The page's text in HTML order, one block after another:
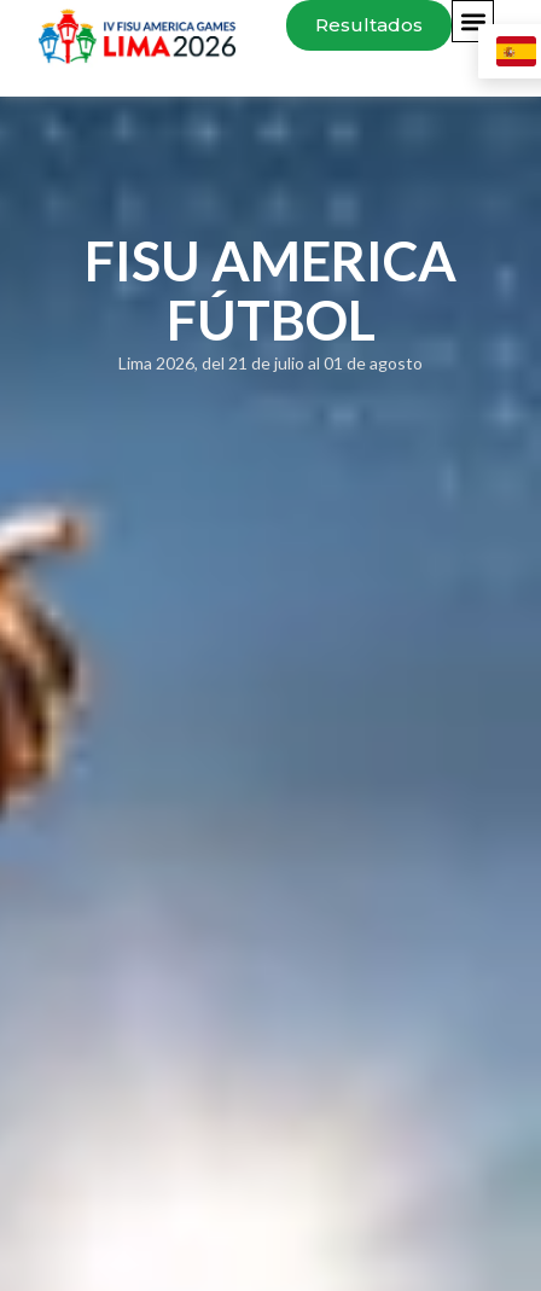
Resultados
FISU AMERICA
FÚTBOL
Lima 2026, del 21 de julio al 01 de agosto